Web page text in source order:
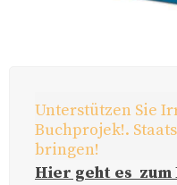
Unterstützen Sie
Buchprojek!.
bringen!
Hier geht es